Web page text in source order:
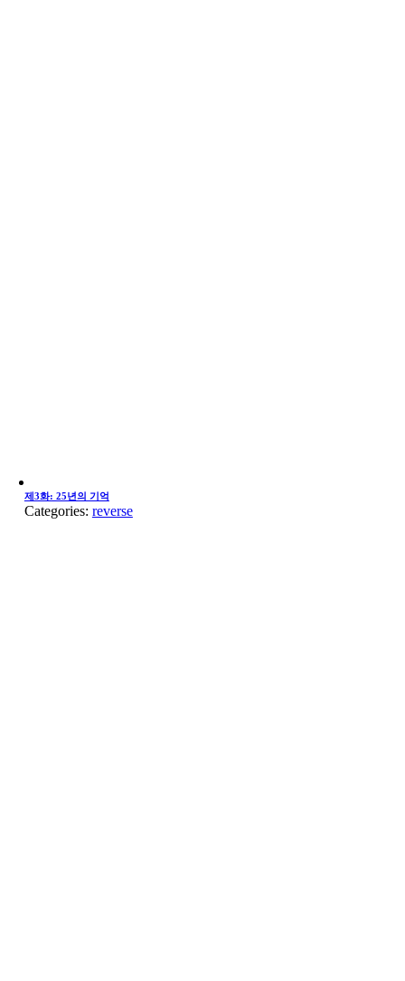
제3화: 25년의 기억
Categories: reverse